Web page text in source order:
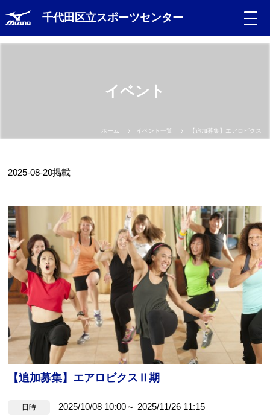
千代田区立スポーツセンター
日本語
한글
Portugues
お問合せフォーム
すぽすたちよだ施設予約システム
イベント
ホーム イベント一覧 【追加募集】エアロビクスⅡ
2025-08-20掲載
【追加募集】エアロビクスⅡ期
日時 2025/10/08 10:00～ 2025/11/26 11:15